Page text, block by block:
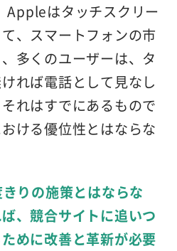
Appleはタッチスクリー
、スマートフォンの市
多くのユーザーは、タ
れば電話として見なし
れはすでにあるもので
ける優位性とはならな
りの施策とはならな
、競合サイトに追いつ
めに改善と革新が必要